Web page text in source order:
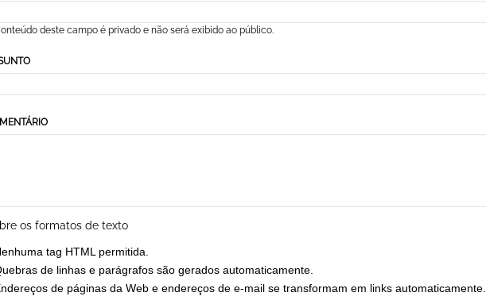
deste campo é privado e não será exibido ao público.
os formatos de texto
tag HTML permitida.
de linhas e parágrafos são gerados automaticamente.
de páginas da Web e endereços de e-mail se transformam em links automaticamente.